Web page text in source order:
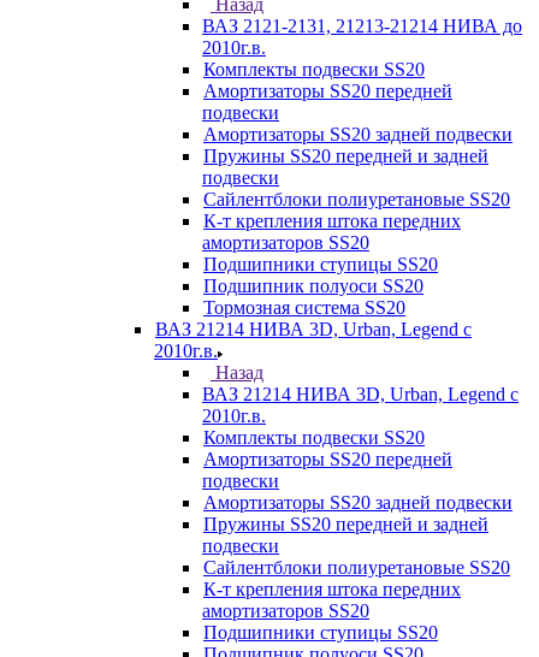
Назад
ВАЗ 2121-2131, 21213-21214 НИВА до
2010г.в.
Комплекты подвески SS20
Амортизаторы SS20 передней
подвески
Амортизаторы SS20 задней подвески
Пружины SS20 передней и задней
подвески
Сайлентблоки полиуретановые SS20
К-т крепления штока передних
амортизаторов SS20
Подшипники ступицы SS20
Подшипник полуоси SS20
Тормозная система SS20
ВАЗ 21214 НИВА 3D, Urban, Legend c
2010г.в.
Назад
ВАЗ 21214 НИВА 3D, Urban, Legend c
2010г.в.
Комплекты подвески SS20
Амортизаторы SS20 передней
подвески
Амортизаторы SS20 задней подвески
Пружины SS20 передней и задней
подвески
Сайлентблоки полиуретановые SS20
К-т крепления штока передних
амортизаторов SS20
Подшипники ступицы SS20